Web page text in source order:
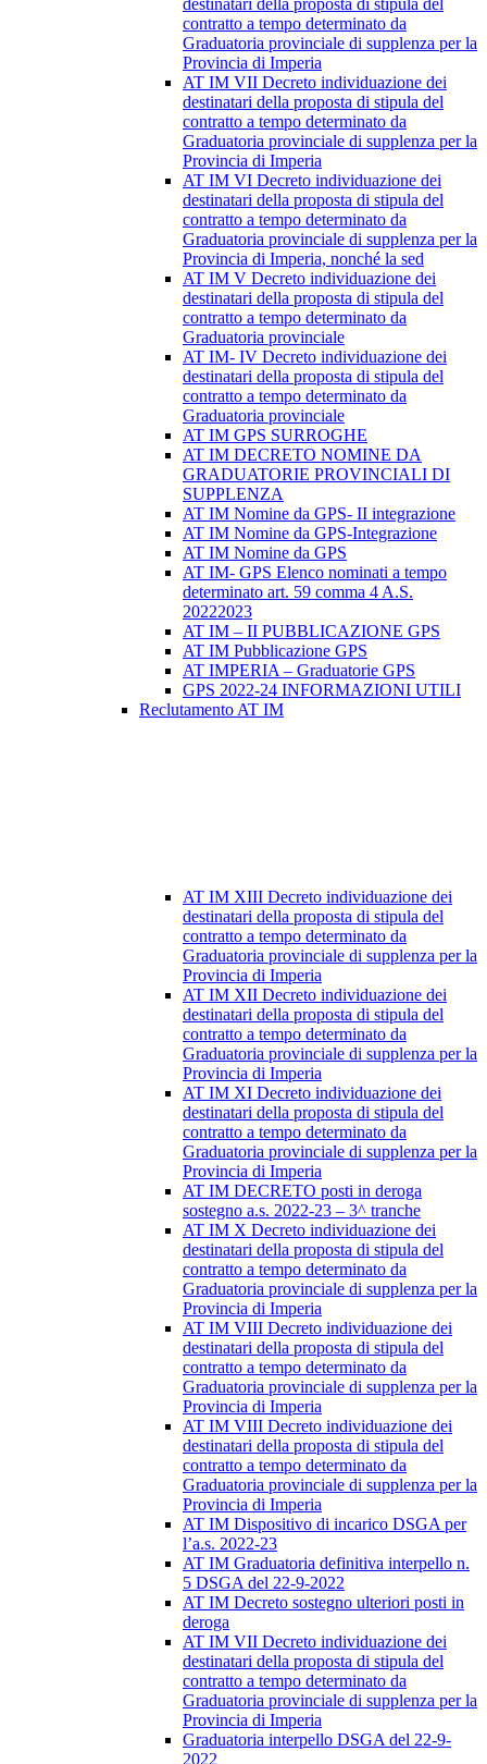
destinatari della proposta di stipula del
contratto a tempo determinato da
Graduatoria provinciale di supplenza per la
Provincia di Imperia
AT IM VII Decreto individuazione dei
destinatari della proposta di stipula del
contratto a tempo determinato da
Graduatoria provinciale di supplenza per la
Provincia di Imperia
AT IM VI Decreto individuazione dei
destinatari della proposta di stipula del
contratto a tempo determinato da
Graduatoria provinciale di supplenza per la
Provincia di Imperia, nonché la sed
AT IM V Decreto individuazione dei
destinatari della proposta di stipula del
contratto a tempo determinato da
Graduatoria provinciale
AT IM- IV Decreto individuazione dei
destinatari della proposta di stipula del
contratto a tempo determinato da
Graduatoria provinciale
AT IM GPS SURROGHE
AT IM DECRETO NOMINE DA
GRADUATORIE PROVINCIALI DI
SUPPLENZA
AT IM Nomine da GPS- II integrazione
AT IM Nomine da GPS-Integrazione
AT IM Nomine da GPS
AT IM- GPS Elenco nominati a tempo
determinato art. 59 comma 4 A.S.
20222023
AT IM – II PUBBLICAZIONE GPS
AT IM Pubblicazione GPS
AT IMPERIA – Graduatorie GPS
GPS 2022-24 INFORMAZIONI UTILI
Reclutamento AT IM
AT IM XIII Decreto individuazione dei
destinatari della proposta di stipula del
contratto a tempo determinato da
Graduatoria provinciale di supplenza per la
Provincia di Imperia
AT IM XII Decreto individuazione dei
destinatari della proposta di stipula del
contratto a tempo determinato da
Graduatoria provinciale di supplenza per la
Provincia di Imperia
AT IM XI Decreto individuazione dei
destinatari della proposta di stipula del
contratto a tempo determinato da
Graduatoria provinciale di supplenza per la
Provincia di Imperia
AT IM DECRETO posti in deroga
sostegno a.s. 2022-23 – 3^ tranche
AT IM X Decreto individuazione dei
destinatari della proposta di stipula del
contratto a tempo determinato da
Graduatoria provinciale di supplenza per la
Provincia di Imperia
AT IM VIII Decreto individuazione dei
destinatari della proposta di stipula del
contratto a tempo determinato da
Graduatoria provinciale di supplenza per la
Provincia di Imperia
AT IM VIII Decreto individuazione dei
destinatari della proposta di stipula del
contratto a tempo determinato da
Graduatoria provinciale di supplenza per la
Provincia di Imperia
AT IM Dispositivo di incarico DSGA per
l’a.s. 2022-23
AT IM Graduatoria definitiva interpello n.
5 DSGA del 22-9-2022
AT IM Decreto sostegno ulteriori posti in
deroga
AT IM VII Decreto individuazione dei
destinatari della proposta di stipula del
contratto a tempo determinato da
Graduatoria provinciale di supplenza per la
Provincia di Imperia
Graduatoria interpello DSGA del 22-9-
2022